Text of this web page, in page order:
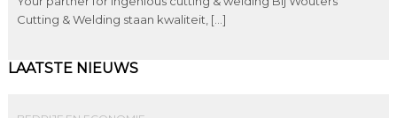
Cutting & Welding staan kwaliteit, […]
LAATSTE NIEUWS